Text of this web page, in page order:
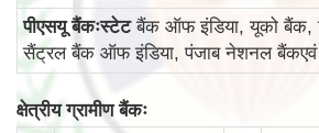
पीएसयू बैंकःस्टेटबैंक ऑफ इंडिया, यूको बैंक,
सैंट्रल बैंक ऑफ इंडिया, पंजाब नेशनल
क्षेत्रीय ग्रामीण बैंकः